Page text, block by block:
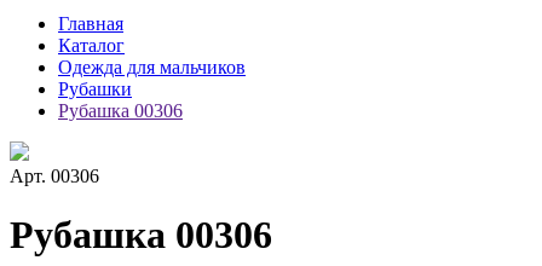
Главная
Каталог
Одежда для мальчиков
Рубашки
Рубашка 00306
Арт. 00306
Рубашка 00306